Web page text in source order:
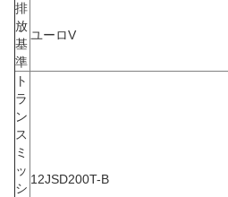
排
放
基
準
ユーロV
ト
ラ
ン
ス
ミ
ッ
シ
12JSD200T-B